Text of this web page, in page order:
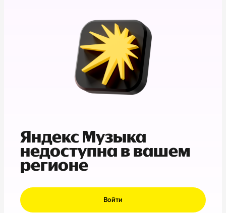
Яндекс Музыка
недоступна в вашем
регионе
Войти